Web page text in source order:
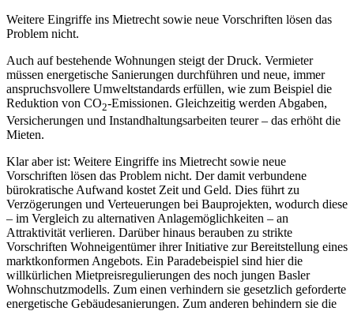
Weitere Eingriffe ins Mietrecht sowie neue Vorschriften lösen das
Problem nicht.
Auch auf bestehende Wohnungen steigt der Druck. Vermieter
müssen energetische Sanierungen durchführen und neue, immer
anspruchsvollere Umweltstandards erfüllen, wie zum Beispiel die
Reduktion von CO2-Emissionen. Gleichzeitig werden Abgaben,
Versicherungen und Instandhaltungsarbeiten teurer – das erhöht die
Mieten.
Klar aber ist: Weitere Eingriffe ins Mietrecht sowie neue
Vorschriften lösen das Problem nicht. Der damit verbundene
bürokratische Aufwand kostet Zeit und Geld. Dies führt zu
Verzögerungen und Verteuerungen bei Bauprojekten, wodurch diese
– im Vergleich zu alternativen Anlagemöglichkeiten – an
Attraktivität verlieren. Darüber hinaus berauben zu strikte
Vorschriften Wohneigentümer ihrer Initiative zur Bereitstellung eines
marktkonformen Angebots. Ein Paradebeispiel sind hier die
willkürlichen Mietpreisregulierungen des noch jungen Basler
Wohnschutzmodells. Zum einen verhindern sie gesetzlich geforderte
energetische Gebäudesanierungen. Zum anderen behindern sie die